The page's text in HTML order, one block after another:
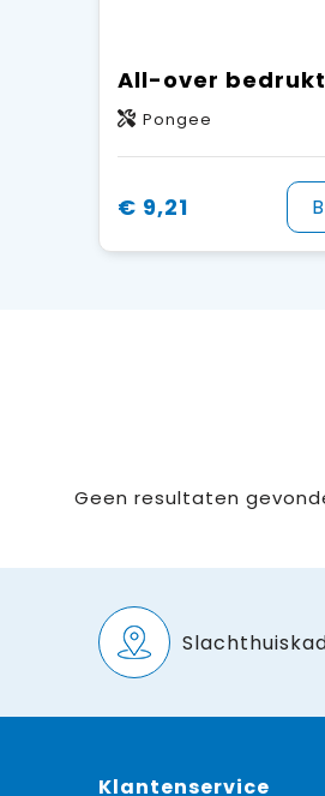
Pongee
€ 9,21
Geen resultaten
Klantenservice